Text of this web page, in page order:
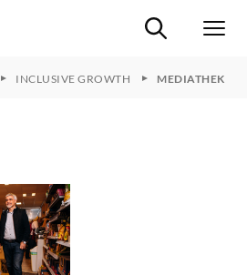
Suche ein-/
INCLUSIVE GROWTH MEDIATHEK